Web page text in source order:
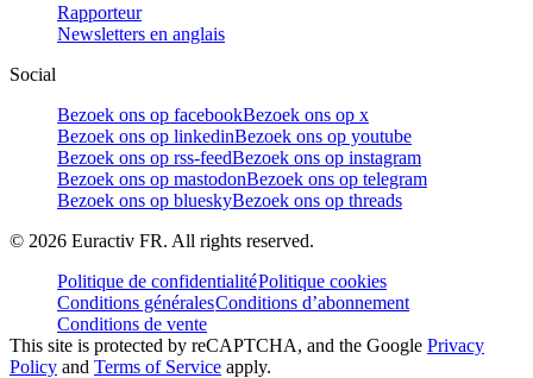
Rapporteur
Newsletters en anglais
Social
Bezoek ons op facebookBezoek ons op x
Bezoek ons op linkedinBezoek ons op youtube
Bezoek ons op rss-feedBezoek ons op instagram
Bezoek ons op mastodonBezoek ons op telegram
Bezoek ons op blueskyBezoek ons op threads
© 2026 Euractiv FR. All rights reserved.
Politique de confidentialitéPolitique cookies
Conditions généralesConditions d’abonnement
Conditions de vente
This site is protected by reCAPTCHA, and the Google Privacy
Policy and Terms of Service apply.